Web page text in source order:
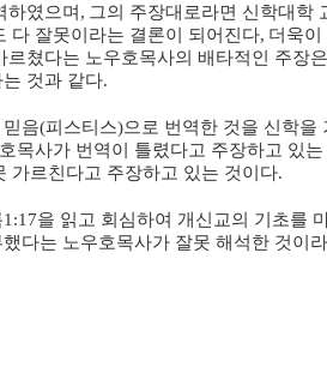
하였으며 , 그의 주장대로라면 신학대학
다 잘못이라는 결론이 되어진다, 더욱이
르쳤다는 노우호목사의 배타적인 주장
것과 같다.
음(피스티스)으로 번역한 것을 신학을
목사가 번역이 틀렸다고 주장하고 있는
가르친다고 주장하고 있는 것이다.
1:17을 읽고 회심하여 개신교의 기초를
했다는 노우호목사가 잘못 해석한 것이